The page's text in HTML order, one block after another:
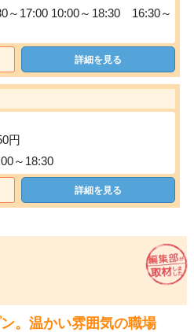
～17:00 10:00～18:30 16:30～
詳細を見る
円
～18:30
詳細を見る
。温かい雰囲気の職場